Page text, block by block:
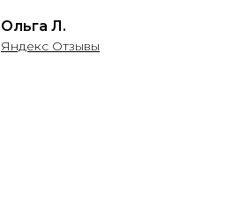
Ольга Л.
Яндекс Отзывы